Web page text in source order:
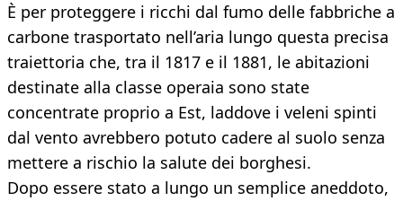
È per proteggere i ricchi dal fumo delle fabbriche a
carbone trasportato nell’aria lungo questa precisa
traiettoria che, tra il 1817 e il 1881, le abitazioni
destinate alla classe operaia sono state
concentrate proprio a Est, laddove i veleni spinti
dal vento avrebbero potuto cadere al suolo senza
mettere a rischio la salute dei borghesi.
Dopo essere stato a lungo un semplice aneddoto,